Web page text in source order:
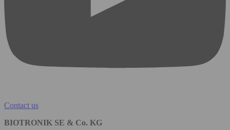
Contact us
BIOTRONIK SE & Co. KG